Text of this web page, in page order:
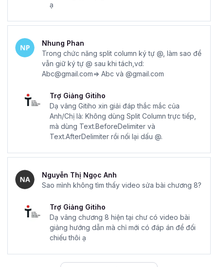
ạ
Nhung Phan
Trong chức năng split column ký tự @, làm sao để
vẫn giữ ký tự @ sau khi tách,vd:
Abc@gmail.com=> Abc và @gmail.com
Trợ Giảng Gitiho
Dạ vâng Gitiho xin giải đáp thắc mắc của
Anh/Chị là: Không dùng Split Column trực tiếp,
mà dùng Text.BeforeDelimiter và
Text.AfterDelimiter rồi nối lại dấu @.
Nguyễn Thị Ngọc Anh
Sao mình không tìm thấy video sửa bài chương 8?
Trợ Giảng Gitiho
Dạ vâng chương 8 hiện tại chư có video bài
giảng hướng dẫn mà chỉ mới có đáp án để đối
chiếu thôi ạ